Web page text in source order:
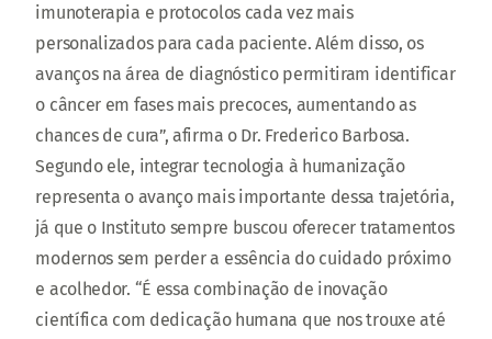
imunoterapia e protocolos cada vez mais
personalizados para cada paciente. Além disso, os
avanços na área de diagnóstico permitiram identificar
o câncer em fases mais precoces, aumentando as
chances de cura”, afirma o Dr. Frederico Barbosa.
Segundo ele, integrar tecnologia à humanização
representa o avanço mais importante dessa trajetória,
já que o Instituto sempre buscou oferecer tratamentos
modernos sem perder a essência do cuidado próximo
e acolhedor. “É essa combinação de inovação
científica com dedicação humana que nos trouxe até